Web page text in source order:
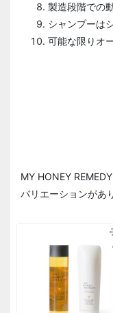
製造段階での
シャンプーは
可能な限りオ
MY HONEY
バリエーションがあ